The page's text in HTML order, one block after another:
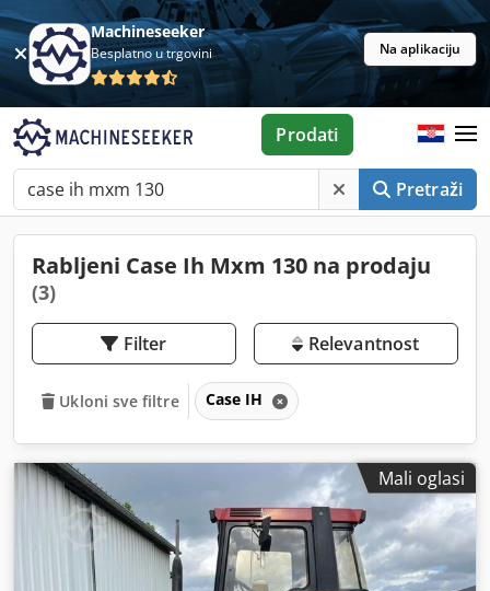
Machineseeker
Besplatno u trgovini Na aplikaciju
Pretraži
Prodati
Rabljeni Case Ih Mxm 130 na prodaju
(3)
Filter Relevantnost
Ukloni sve filtre Case IH
Mali oglasi